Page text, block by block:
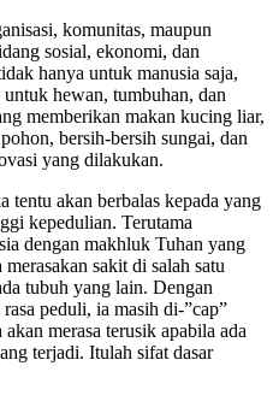
komunitas, maupun
sosial, ekonomi, dan
hanya untuk manusia saja,
hewan, tumbuhan, dan
memberikan makan kucing liar,
bersih-bersih sungai, dan
yang dilakukan.
tentu akan berbalas kepada yang
kepedulian. Terutama
dengan makhluk Tuhan yang
sakit di salah satu
tubuh yang lain. Dengan
peduli, ia masih di-”cap”
merasa terusik apabila ada
terjadi. Itulah sifat dasar